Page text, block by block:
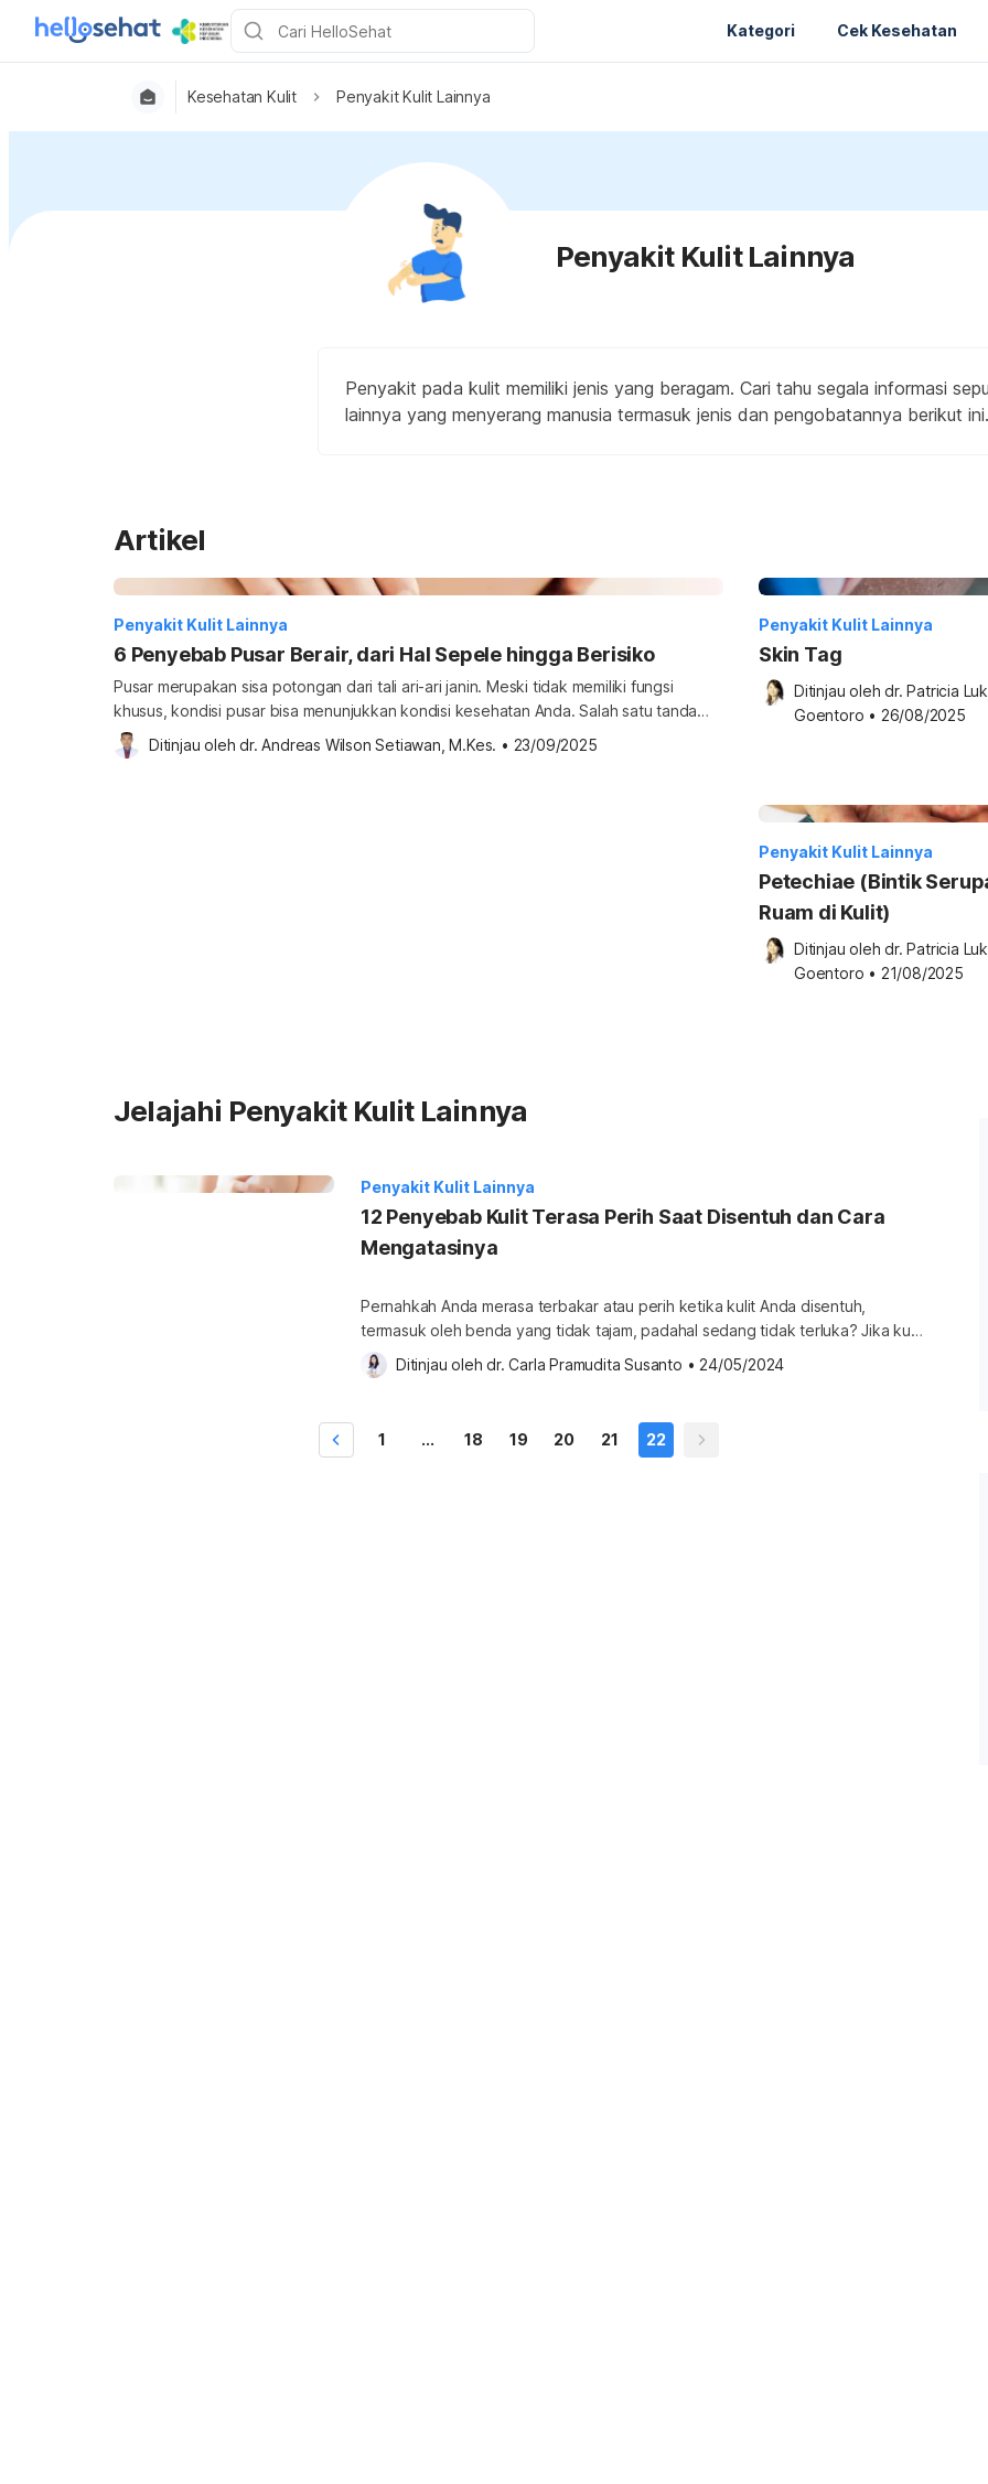
Kategori Cek Kesehatan
Kesehatan Kulit Penyakit Kulit Lainnya
Penyakit Kulit Lainnya
Penyakit pada kulit memiliki jenis yang beragam. Cari tahu segala informasi
lainnya yang menyerang manusia termasuk jenis dan pengobatannya berikut ini.
Artikel
Penyakit Kulit Lainnya
6 Penyebab Pusar Berair, dari Hal Sepele hingga Berisiko
Pusar merupakan sisa potongan dari tali ari-ari janin. Meski tidak memiliki fungsi
khusus, kondisi pusar bisa menunjukkan kondisi kesehatan Anda. Salah satu tanda
bila Anda memiliki masalah kesehatan adalah pusar berair. Penyebab pusar berair
Dalam kondisi normal, kulit pusar biasanya kering, sama keringnya dengan kulit di
Ditinjau oleh dr. Andreas Wilson Setiawan, M.Kes. • 23/09/2025
Penyakit Kulit Lainnya
Skin Tag
Ditinjau oleh dr. Patricia
Goentoro • 26/08/2025
Penyakit Kulit Lainnya
Petechiae (Bintik
Ruam di Kulit)
Ditinjau oleh dr. Patricia
Goentoro • 21/08/2025
Jelajahi Penyakit Kulit Lainnya
Penyakit Kulit Lainnya
12 Penyebab Kulit Terasa Perih Saat Disentuh dan Cara
Mengatasinya
Pernahkah Anda merasa terbakar atau perih ketika kulit Anda disentuh,
termasuk oleh benda yang tidak tajam, padahal sedang tidak terluka? Jika kulit
Anda terus menerus merasa perih saat disentuh, ada kemungkinan Anda
menderita kondisi di bawah ini. Penyebab kulit terasa perih saat disentuh Ada
Ditinjau oleh dr. Carla Pramudita Susanto • 24/05/2024
1 ... 18 19 20 21 22